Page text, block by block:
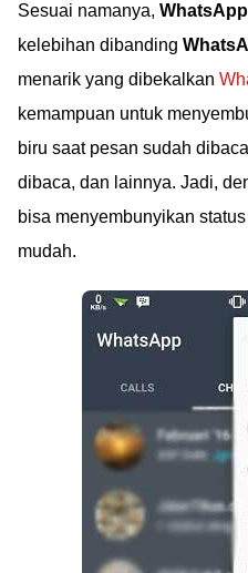
Sesuai namanya,
kelebihan dibanding
menarik yang dibekalkan
kemampuan untuk
biru saat pesan sudah
dibaca, dan lainnya. Jadi,
bisa menyembunyikan
mudah.